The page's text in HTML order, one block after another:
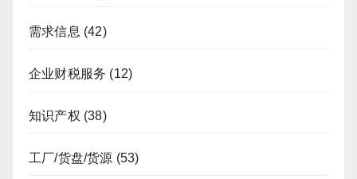
需求信息 (42)
企业财税服务 (12)
知识产权 (38)
工厂/货盘/货源 (53)